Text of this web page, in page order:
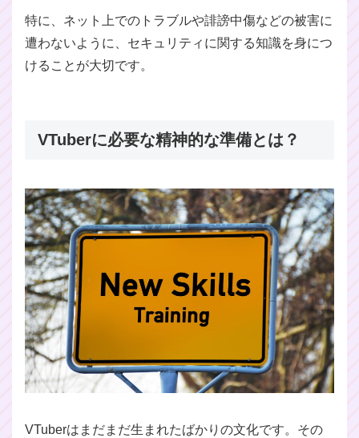
特に、ネット上でのトラブルや誹謗中傷などの被害に
遭わないように、セキュリティに関する知識を身につ
けることが大切です。
VTuberに必要な精神的な準備とは？
VTuberはまだまだ生まれたばかりの文化です。その